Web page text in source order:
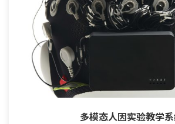
多模态人因实验教学